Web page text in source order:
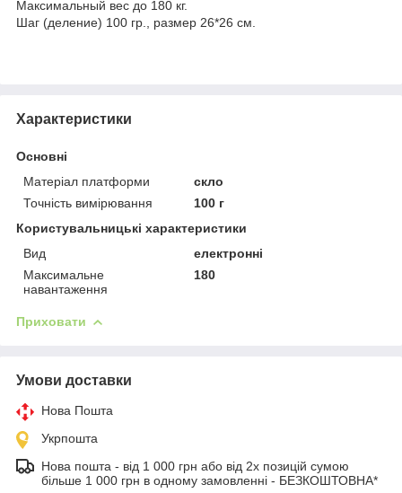
Максимальный вес до 180 кг.
Шаг (деление) 100 гр., размер 26*26 см.
Характеристики
Основні
Матеріал платформи
скло
Точність вимірювання
100 г
Користувальницькі характеристики
Вид
електронні
Максимальне
навантаження
180
Приховати
Умови доставки
Нова Пошта
Укрпошта
Нова пошта - від 1 000 грн або від 2х позицій сумою
більше 1 000 грн в одному замовленні - БЕЗКОШТОВНА*